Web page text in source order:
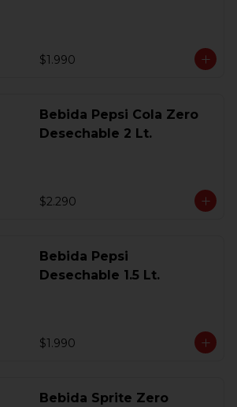
$1.990
Bebida Pepsi Cola Zero
Desechable 2 Lt.
$2.290
Bebida Pepsi
Desechable 1.5 Lt.
$1.990
Bebida Sprite Zero